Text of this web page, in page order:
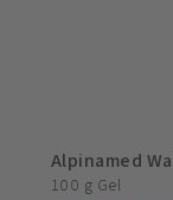
Alpinamed
100 g Gel